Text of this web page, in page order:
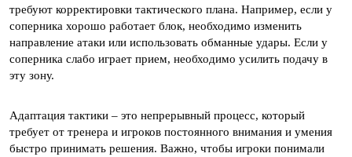
требуют корректировки тактического плана. Например, если у
соперника хорошо работает блок, необходимо изменить
направление атаки или использовать обманные удары. Если у
соперника слабо играет прием, необходимо усилить подачу в
эту зону.
Адаптация тактики – это непрерывный процесс, который
требует от тренера и игроков постоянного внимания и умения
быстро принимать решения. Важно, чтобы игроки понимали